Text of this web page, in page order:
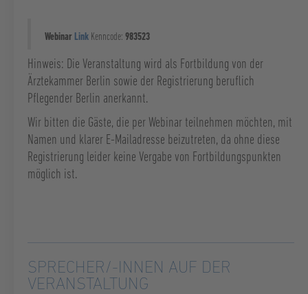
Webinar Link Kenncode: 983523
Hinweis: Die Veranstaltung wird als Fortbildung von der
Ärztekammer Berlin sowie der Registrierung beruflich
Pflegender Berlin anerkannt.
Wir bitten die Gäste, die per Webinar teilnehmen möchten, mit
Namen und klarer E-Mailadresse beizutreten, da ohne diese
Registrierung leider keine Vergabe von Fortbildungspunkten
möglich ist.
SPRECHER/-INNEN AUF DER
VERANSTALTUNG